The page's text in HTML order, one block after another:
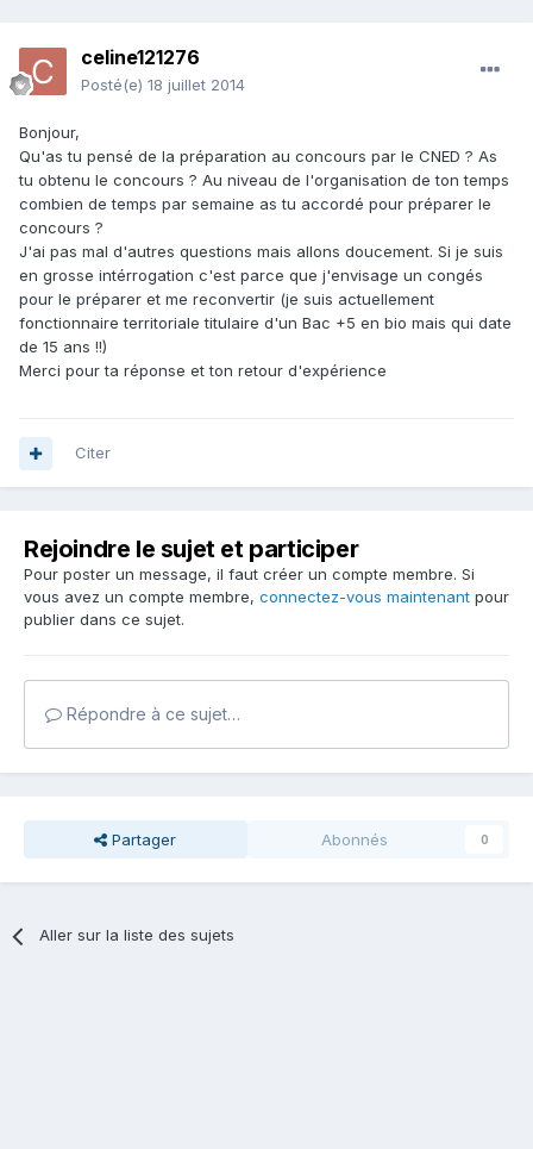
celine121276
Posté(e) 18 juillet 2014
Bonjour,
Qu'as tu pensé de la préparation au concours par le CNED ? As
tu obtenu le concours ? Au niveau de l'organisation de ton temps
combien de temps par semaine as tu accordé pour préparer le
concours ?
J'ai pas mal d'autres questions mais allons doucement. Si je suis
en grosse intérrogation c'est parce que j'envisage un congés
pour le préparer et me reconvertir (je suis actuellement
fonctionnaire territoriale titulaire d'un Bac +5 en bio mais qui date
de 15 ans !!)
Merci pour ta réponse et ton retour d'expérience
Citer
Rejoindre le sujet et participer
Pour poster un message, il faut créer un compte membre. Si
vous avez un compte membre, connectez-vous maintenant pour
publier dans ce sujet.
Répondre à ce sujet…
Partager Abonnés 0
Aller sur la liste des sujets